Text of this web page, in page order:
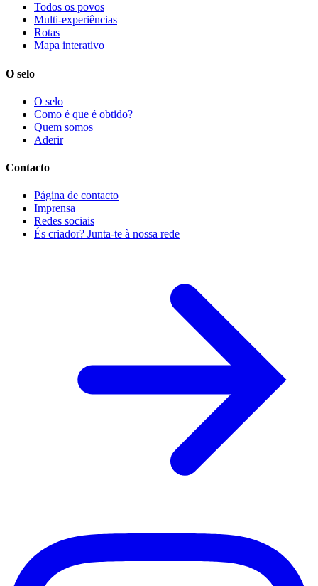
Todos os povos
Multi-experiências
Rotas
Mapa interativo
O selo
O selo
Como é que é obtido?
Quem somos
Aderir
Contacto
Página de contacto
Imprensa
Redes sociais
És criador? Junta-te à nossa rede